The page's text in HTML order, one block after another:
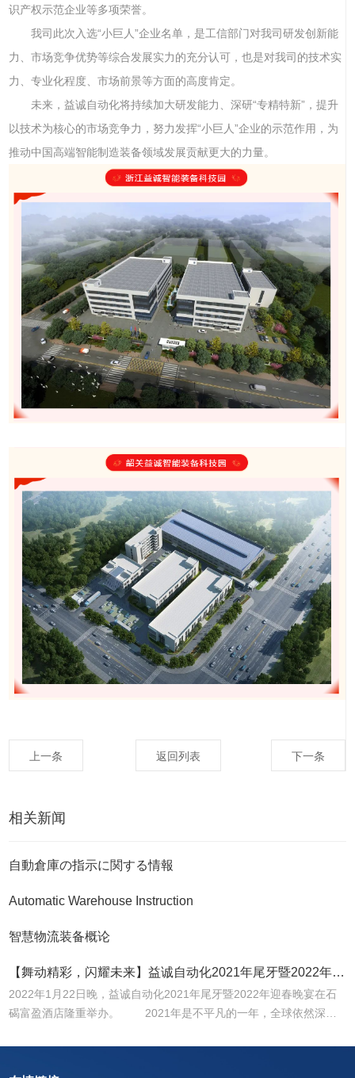
识产权示范企业等多项荣誉。
我司此次入选“小巨人”企业名单，是工信部门对我司研发创新能
力、市场竞争优势等综合发展实力的充分认可，也是对我司的技术实
力、专业化程度、市场前景等方面的高度肯定。
未来，益诚自动化将持续加大研发能力、深研“专精特新”，提升
以技术为核心的市场竞争力，努力发挥“小巨人”企业的示范作用，为
推动中国高端智能制造装备领域发展贡献更大的力量。
上一条 返回列表 下一条
相关新闻
自動倉庫の指示に関する情報
Automatic Warehouse Instruction
智慧物流装备概论
【舞动精彩，闪耀未来】益诚自动化2021年尾牙暨2022年迎春晚宴圆满落幕！
2022年1月22日晚，益诚自动化2021年尾牙暨2022年迎春晚宴在石
碣富盈酒店隆重举办。 2021年是不平凡的一年，全球依然深受